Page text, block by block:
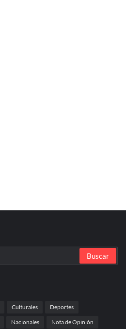
Culturales Deportes
Nacionales Nota de Opinión